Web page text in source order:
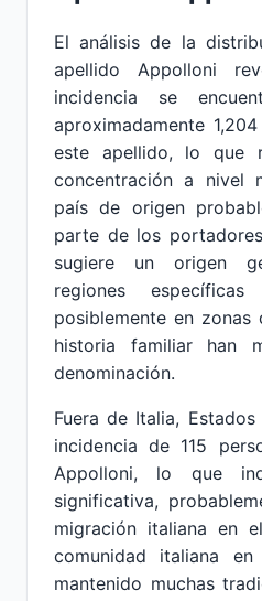
El análisis de la
apellido Appolloni
incidencia se
aproximadamente
este apellido, lo que
concentración a nivel
país de origen
parte de los
sugiere un origen
regiones
posiblemente en
historia familiar han
denominación.
Fuera de Italia,
incidencia de 115
Appolloni, lo que
significativa,
migración italiana en
comunidad italiana
mantenido muchas